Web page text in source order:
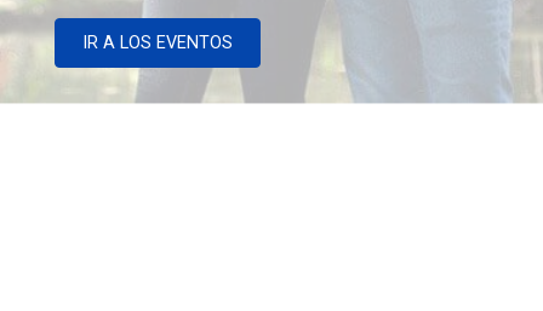
IR A LOS EVENTOS